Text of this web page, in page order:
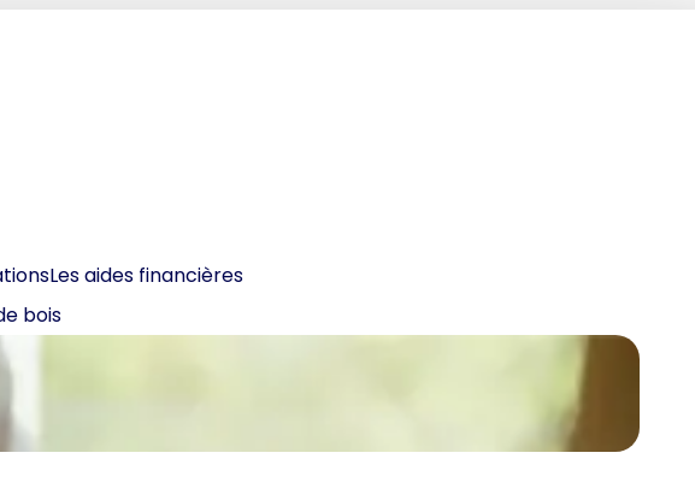
Les aides financières
bois